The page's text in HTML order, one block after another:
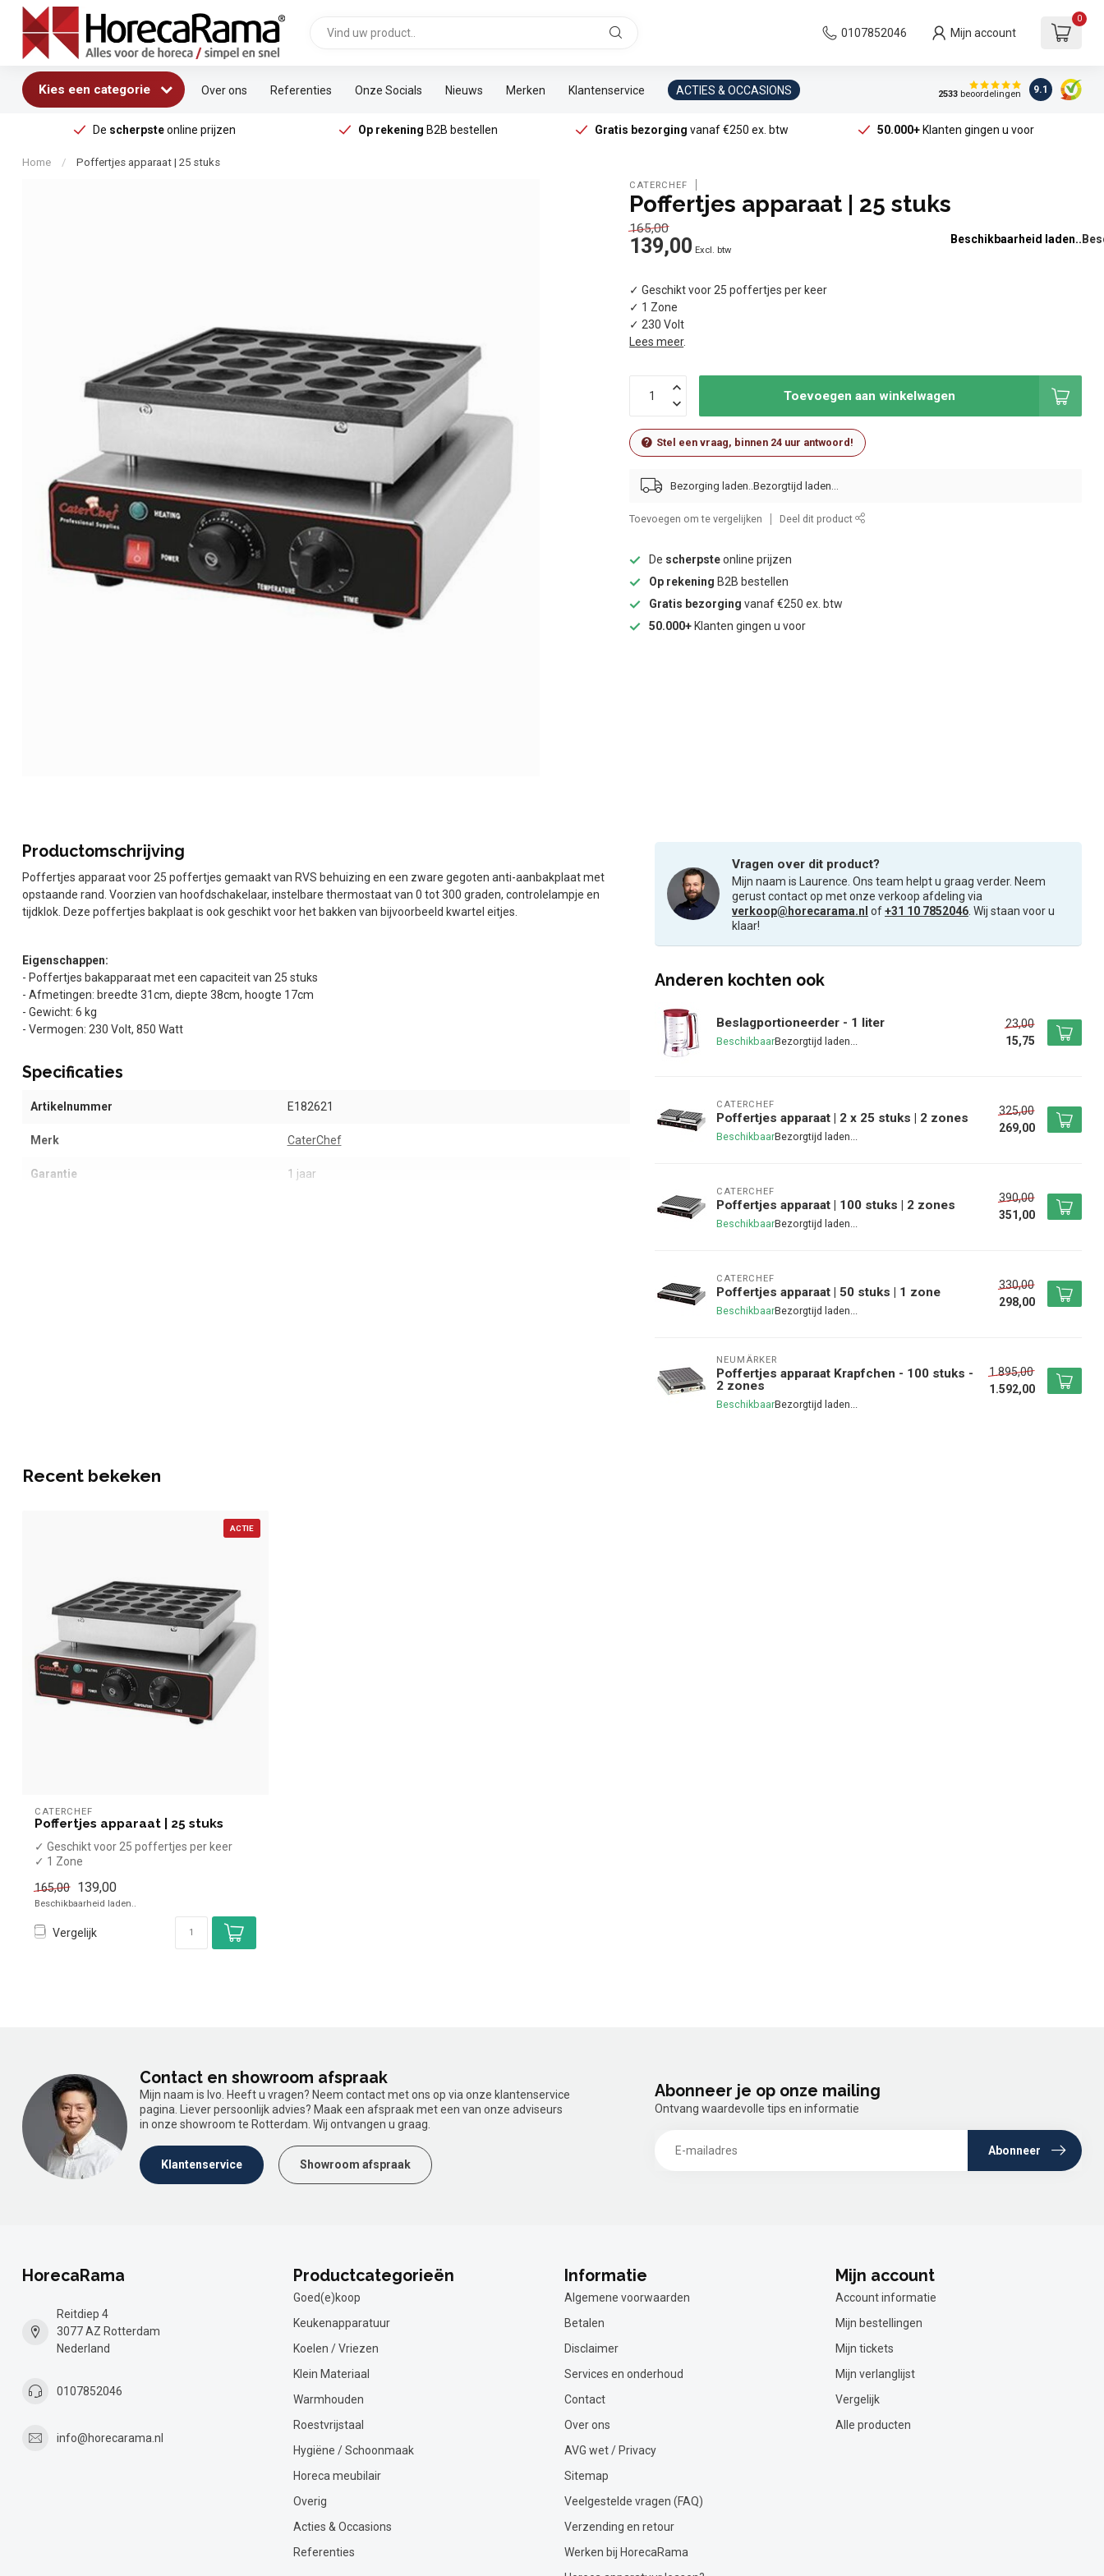
0107852046 Mijn account
0
Kies een categorie Over ons Referenties Onze Socials Nieuws Merken Klantenservice ACTIES & OCCASIONS 2533beoordelingen 9.1
De scherpsteonline prijzen Op rekening B2B bestellen Gratis bezorging vanaf €250 ex. btw 50.000+Klanten gingen u voor
Home / Poffertjes apparaat | 25 stuks
CATERCHEF
Poffertjes apparaat | 25 stuks
165,00
139,00 Excl. btw
Beschikbaarheid laden..
✓ Geschikt voor 25 poffertjes per keer
✓ 1 Zone
✓ 230 Volt
Lees meer.
Toevoegen aan winkelwagen
Stel een vraag, binnen 24 uur antwoord!
Bezorging laden..
Toevoegen om te vergelijken Deel dit product
De scherpsteonline prijzen
Op rekening B2B bestellen
Gratis bezorging vanaf €250 ex. btw
50.000+ Klanten gingen u voor
Productomschrijving
Poffertjes apparaat voor 25 poffertjes gemaakt van RVS behuizing en een zware gegoten anti-aanbakplaat met
opstaande rand. Voorzien van hoofdschakelaar, instelbare thermostaat van 0 tot 300 graden, controlelampje en
tijdklok. Deze poffertjes bakplaat is ook geschikt voor het bakken van bijvoorbeeld kwartel eitjes.
Eigenschappen:
- Poffertjes bakapparaat met een capaciteit van 25 stuks
- Afmetingen: breedte 31cm, diepte 38cm, hoogte 17cm
- Gewicht: 6 kg
- Vermogen: 230 Volt, 850 Watt
Specificaties
Artikelnummer E182621
Merk CaterChef
Garantie 1 jaar
Vragen over dit product?
Mijn naam is Laurence. Ons team helpt u graag verder. Neem
gerust contact op met onze verkoop afdeling via
verkoop@horecarama.nl of+31 10 7852046 . Wij staan voor u
klaar!
Anderen kochten ook
Beslagportioneerder - 1 liter
Beschikbaar
23,00
15,75
CATERCHEF
Poffertjes apparaat | 2 x 25 stuks | 2 zones
Beschikbaar
325,00
269,00
CATERCHEF
Poffertjes apparaat | 100 stuks | 2 zones
Beschikbaar
390,00
351,00
CATERCHEF
Poffertjes apparaat | 50 stuks | 1 zone
Beschikbaar
330,00
298,00
NEUMÄRKER
Poffertjes apparaat Krapfchen - 100 stuks -
2 zones
Beschikbaar
1.895,00
1.592,00
Recent bekeken
ACTIE
CATERCHEF
Poffertjes apparaat | 25 stuks
✓ Geschikt voor 25 poffertjes per keer
✓ 1 Zone
165,00 139,00
Beschikbaarheid laden..
Vergelijk
Contact en showroom afspraak
Mijn naam is Ivo. Heeft u vragen? Neem contact met ons op via onze klantenservice
pagina. Liever persoonlijk advies? Maak een afspraak met een van onze adviseurs
in onze showroom te Rotterdam. Wij ontvangen u graag.
Klantenservice Showroom afspraak
Abonneer je op onze mailing
Ontvang waardevolle tips en informatie
Abonneer
HorecaRama
Reitdiep 4
3077 AZ Rotterdam
Nederland
0107852046
info@horecarama.nl
Productcategorieën
Goed(e)koop
Keukenapparatuur
Koelen / Vriezen
Klein Materiaal
Warmhouden
Roestvrijstaal
Hygiëne / Schoonmaak
Horeca meubilair
Overig
Acties & Occasions
Referenties
Informatie
Algemene voorwaarden
Betalen
Disclaimer
Services en onderhoud
Contact
Over ons
AVG wet / Privacy
Sitemap
Veelgestelde vragen (FAQ)
Verzending en retour
Werken bij HorecaRama
Mijn account
Account informatie
Mijn bestellingen
Mijn tickets
Mijn verlanglijst
Vergelijk
Alle producten